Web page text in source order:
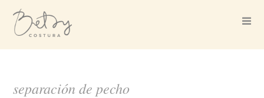
separación de pecho